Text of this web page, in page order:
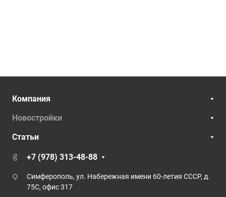
Компания
Новостройки
Статьи
+7 (978) 313-48-88
Симферополь, ул. Набережная имени 60-летия СССР, д.
75С, офис 317